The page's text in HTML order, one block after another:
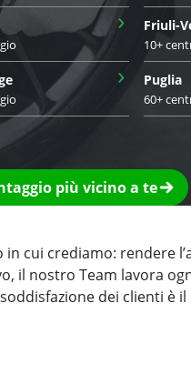
› Friuli-
10+
› Puglia
60+
più vicino a te
cui crediamo: rendere
il nostro Team lavora
soddisfazione dei clienti è